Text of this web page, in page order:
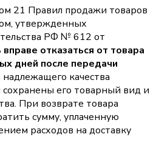
21 Правил продажи товаров
утвержденных
РФ № 612 от
вправе отказаться от товара
дней после передачи
качества
сохранены его товарный вид и
При возврате товара
сумму, уплаченную
расходов на доставку